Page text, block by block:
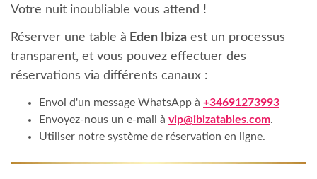
Votre nuit inoubliable vous attend !
Réserver une table à Eden Ibiza est un processus
transparent, et vous pouvez effectuer des
réservations via différents canaux :
Envoi d'un message WhatsApp à +34691273993
Envoyez-nous un e-mail à vip@ibizatables.com.
Utiliser notre système de réservation en ligne.